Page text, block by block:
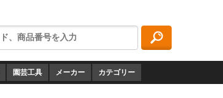
園芸工具 メーカー カテゴリー